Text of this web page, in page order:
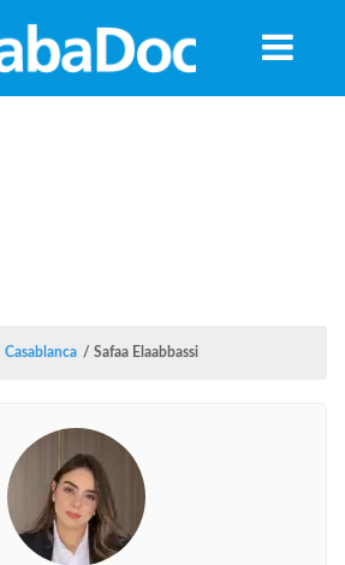
Casablanca / Safaa Elaabbassi